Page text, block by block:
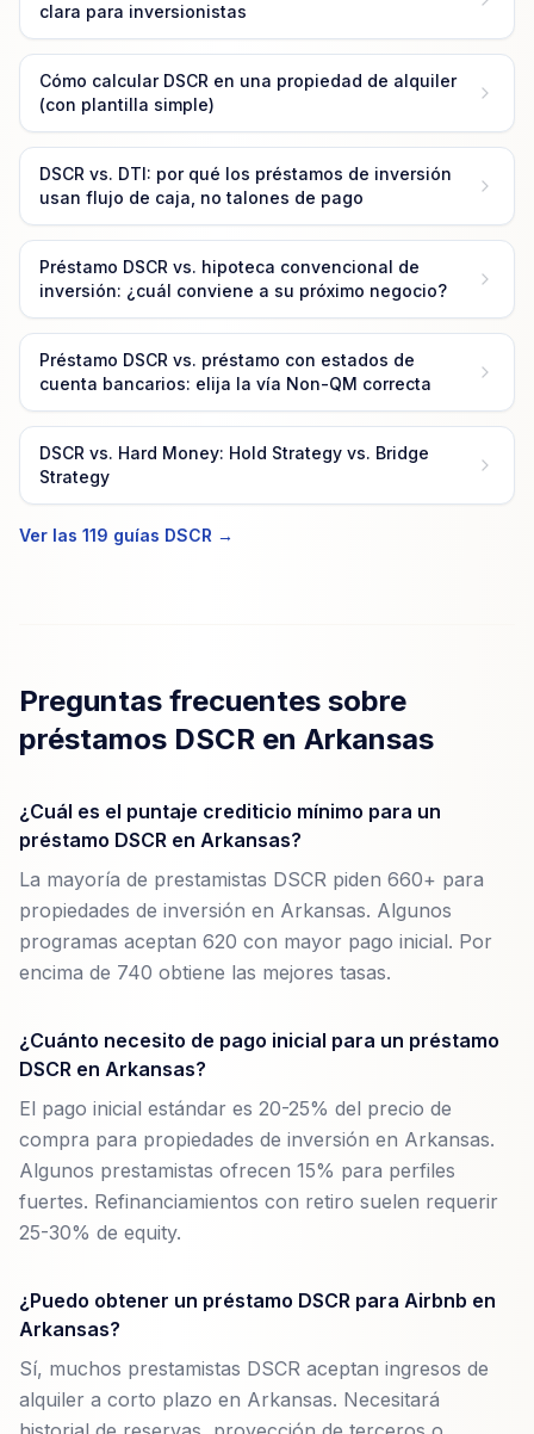
clara para inversionistas
Cómo calcular DSCR en una propiedad de alquiler
(con plantilla simple)
DSCR vs. DTI: por qué los préstamos de inversión
usan flujo de caja, no talones de pago
Préstamo DSCR vs. hipoteca convencional de
inversión: ¿cuál conviene a su próximo negocio?
Préstamo DSCR vs. préstamo con estados de
cuenta bancarios: elija la vía Non-QM correcta
DSCR vs. Hard Money: Hold Strategy vs. Bridge
Strategy
Ver las 119 guías DSCR →
Preguntas frecuentes sobre
préstamos DSCR en Arkansas
¿Cuál es el puntaje crediticio mínimo para un
préstamo DSCR en Arkansas?
La mayoría de prestamistas DSCR piden 660+ para
propiedades de inversión en Arkansas. Algunos
programas aceptan 620 con mayor pago inicial. Por
encima de 740 obtiene las mejores tasas.
¿Cuánto necesito de pago inicial para un préstamo
DSCR en Arkansas?
El pago inicial estándar es 20-25% del precio de
compra para propiedades de inversión en Arkansas.
Algunos prestamistas ofrecen 15% para perfiles
fuertes. Refinanciamientos con retiro suelen requerir
25-30% de equity.
¿Puedo obtener un préstamo DSCR para Airbnb en
Arkansas?
Sí, muchos prestamistas DSCR aceptan ingresos de
alquiler a corto plazo en Arkansas. Necesitará